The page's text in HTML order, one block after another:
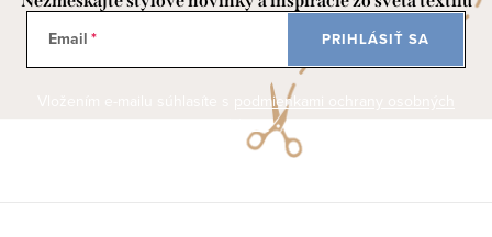
Email
podmienkami ochrany osobných
údajov
PRIHLÁSIŤ SA